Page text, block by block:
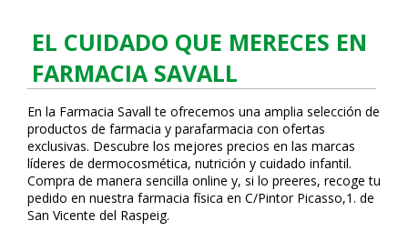
EL CUIDADO QUE MERECES EN
FARMACIA SAVALL
En la Farmacia Savall te ofrecemos una amplia selección de
productos de farmacia y parafarmacia con ofertas
exclusivas. Descubre los mejores precios en las marcas
líderes de dermocosmética, nutrición y cuidado infantil.
Compra de manera sencilla online y, si lo prefieres, recoge tu
pedido en nuestra farmacia física en C/Pintor Picasso,1. de
San Vicente del Raspeig.